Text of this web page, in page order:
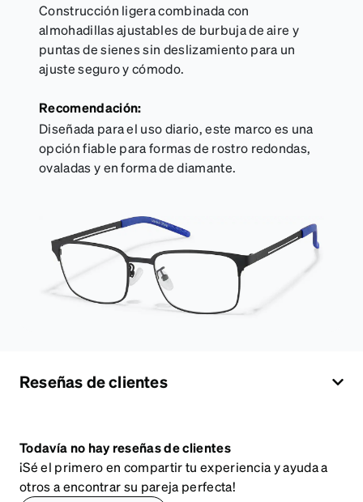
Construcción ligera combinada con
almohadillas ajustables de burbuja de aire y
puntas de sienes sin deslizamiento para un
ajuste seguro y cómodo.
Recomendación:
Diseñada para el uso diario, este marco es una
opción fiable para formas de rostro redondas,
ovaladas y en forma de diamante.
Reseñas de clientes
Todavía no hay reseñas de clientes
¡Sé el primero en compartir tu experiencia y ayuda a
otros a encontrar su pareja perfecta!